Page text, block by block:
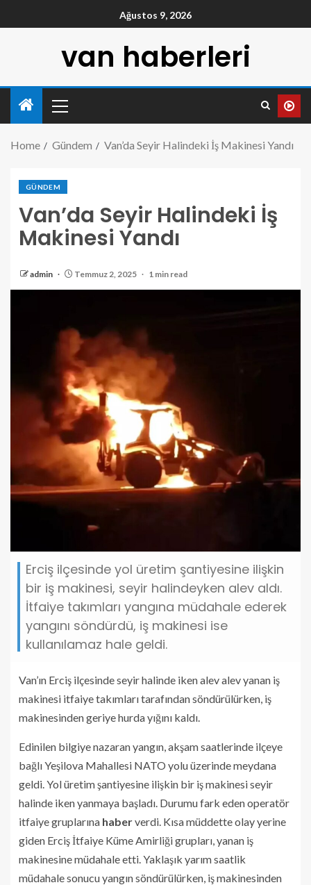
Ağustos 9, 2026
van haberleri
Home Gündem Van’da Seyir Halindeki İş Makinesi Yandı
GÜNDEM
Van’da Seyir Halindeki İş
Makinesi Yandı
admin Temmuz 2, 2025 1 min read
Erciş ilçesinde yol üretim şantiyesine ilişkin
bir iş makinesi, seyir halindeyken alev aldı.
İtfaiye takımları yangına müdahale ederek
yangını söndürdü, iş makinesi ise
kullanılamaz hale geldi.
Van’ın Erciş ilçesinde seyir halinde iken alev alev yanan iş
makinesi itfaiye takımları tarafından söndürülürken, iş
makinesinden geriye hurda yığını kaldı.
Edinilen bilgiye nazaran yangın, akşam saatlerinde ilçeye
bağlı Yeşilova Mahallesi NATO yolu üzerinde meydana
geldi. Yol üretim şantiyesine ilişkin bir iş makinesi seyir
halinde iken yanmaya başladı. Durumu fark eden operatör
itfaiye gruplarına haberverdi. Kısa müddette olay yerine
giden Erciş İtfaiye Küme Amirliği grupları, yanan iş
makinesine müdahale etti. Yaklaşık yarım saatlik
müdahale sonucu yangın söndürülürken, iş makinesinden